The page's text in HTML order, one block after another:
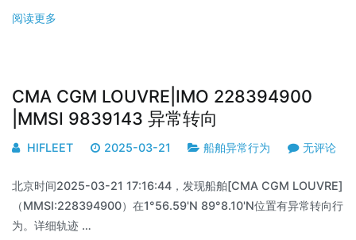
阅读更多
CMA CGM LOUVRE|IMO 228394900
|MMSI 9839143 异常转向
HIFLEET 2025-03-21 船舶异常行为 无评论
北京时间2025-03-21 17:16:44，发现船舶[CMA CGM LOUVRE]
（MMSI:228394900）在1°56.59'N 89°8.10'N位置有异常转向行
为。详细轨迹 …